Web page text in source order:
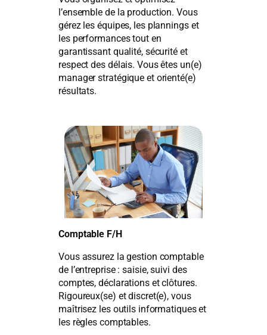
l’ensemble de la production. Vous
gérez les équipes, les plannings et
les performances tout en
garantissant qualité, sécurité et
respect des délais. Vous êtes un(e)
manager stratégique et orienté(e)
résultats.
Comptable F/H
Vous assurez la gestion comptable
de l’entreprise : saisie, suivi des
comptes, déclarations et clôtures.
Rigoureux(se) et discret(e), vous
maîtrisez les outils informatiques et
les règles comptables.